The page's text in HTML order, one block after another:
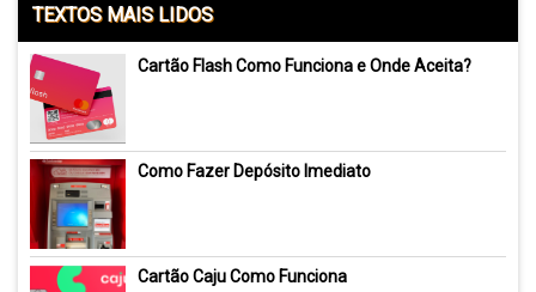
TEXTOS MAIS LIDOS
Cartão Flash Como Funciona e Onde Aceita?
Como Fazer Depósito Imediato
Cartão Caju Como Funciona